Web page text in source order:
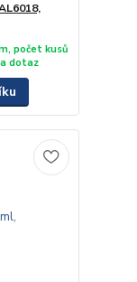
počet kusů
dotaz